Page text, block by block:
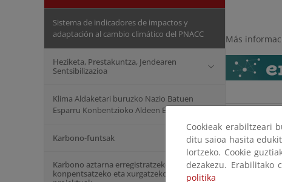
Sistema de indicadores de impactos y
adaptación al cambio climático del PNACC
Heziketa, Prestakuntza, Jendearen
Sentsibilizazioa
Klima Aldaketari buruzko Nazio Batuen
Esparru Konbentzioko Aldeen Biltzarra
Karbono-funtsak
Karbono aztarna erregistratzeko,
konpentsatzeko eta xurgatzeko
Más
Cookieak erabiltzeari
ditu saioa hasita
lortzeko. Cookie
dezakezu.
politika